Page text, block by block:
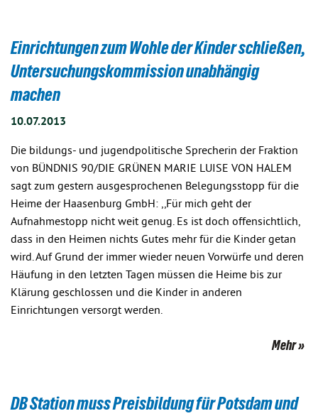
Einrichtungen zum Wohle der Kinder schließen,
Untersuchungskommission unabhängig
machen
10.07.2013
Die bildungs- und jugendpolitische Sprecherin der Fraktion
von BÜNDNIS 90/DIE GRÜNEN MARIE LUISE VON HALEM
sagt zum gestern ausgesprochenen Belegungsstopp für die
Heime der Haasenburg GmbH: ,,Für mich geht der
Aufnahmestopp nicht weit genug. Es ist doch offensichtlich,
dass in den Heimen nichts Gutes mehr für die Kinder getan
wird. Auf Grund der immer wieder neuen Vorwürfe und deren
Häufung in den letzten Tagen müssen die Heime bis zur
Klärung geschlossen und die Kinder in anderen
Einrichtungen versorgt werden.
Mehr
DB Station muss Preisbildung für Potsdam und